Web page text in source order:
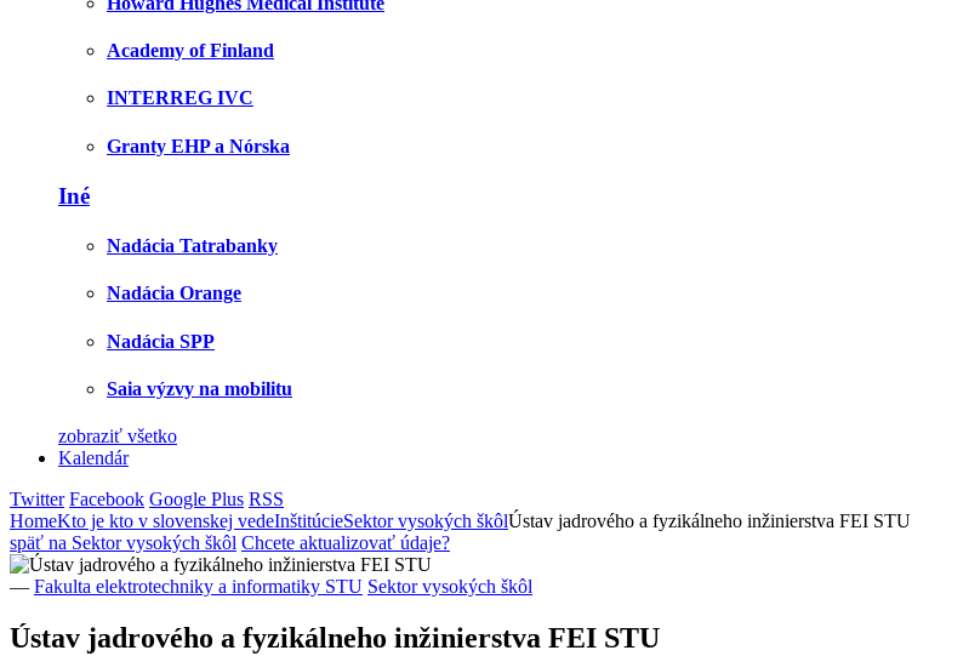
Academy of Finland
INTERREG IVC
Granty EHP a Nórska
Iné
Nadácia Tatrabanky
Nadácia Orange
Nadácia SPP
Saia výzvy na mobilitu
zobraziť všetko
Kalendár
Twitter Facebook Google Plus RSS
HomeKto je kto v slovenskej vedeInštitúcieSektor vysokých škôlÚstav jadrového a fyzikálneho inžinierstva FEI STU
späť na Sektor vysokých škôl Chcete aktualizovať údaje?
— Fakulta elektrotechniky a informatiky STU Sektor vysokých škôl
Ústav jadrového a fyzikálneho inžinierstva FEI STU